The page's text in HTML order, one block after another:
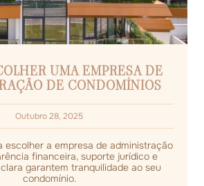
UMA EMPRESA DE
DE CONDOMÍNIOS
Outubro 28, 2025
escolher a empresa de administração
financeira, suporte jurídico e
garantem tranquilidade ao seu
condomínio.